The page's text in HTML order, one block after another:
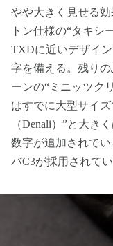
やや大きく見せる
トン仕様の“タキシ
TXDに近いデザイ
字を備える。残り
ーンの“ミニッツク
はすでに大型サイズ
（Denali）”と大き
数字が追加されて
バC3が採用されてい